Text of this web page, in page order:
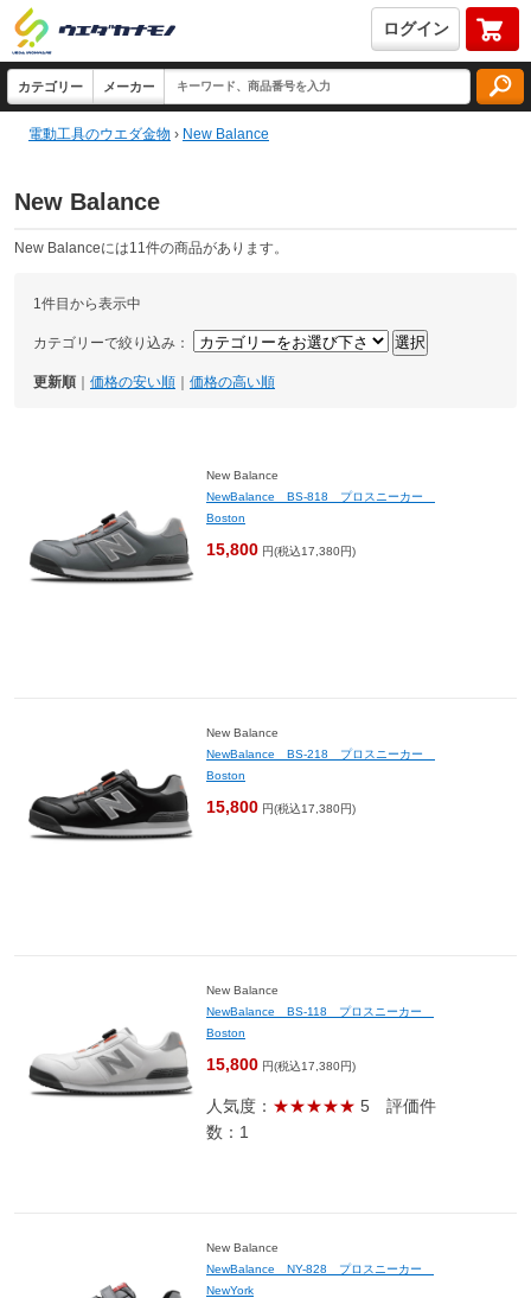
ログイン
電動工具のウエダ金物 › New Balance
New Balance
New Balanceには11件の商品があります。
1件目から表示中
カテゴリーで絞り込み：
更新順 価格の安い順 価格の高い順
New Balance
NewBalance BS-818 プロスニーカー
Boston
15,800 円(税込17,380円)
New Balance
NewBalance BS-218 プロスニーカー
Boston
15,800 円(税込17,380円)
New Balance
NewBalance BS-118 プロスニーカー
Boston
15,800 円(税込17,380円)
人気度： ★★★★★ 5 評価件
数：1
New Balance
NewBalance NY-828 プロスニーカー
NewYork